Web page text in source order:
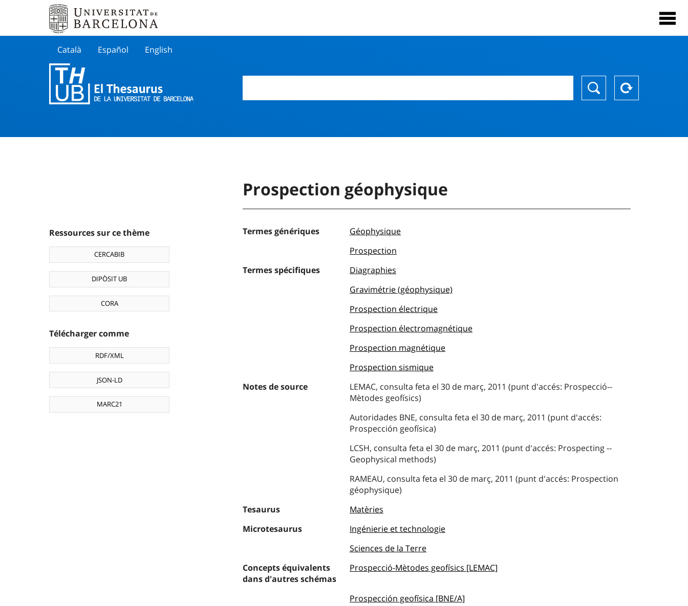
Català Español English
Ressources sur ce thème
CERCABIB
DIPÒSIT UB
CORA
Télécharger comme
RDF/XML
JSON-LD
MARC21
Prospection géophysique
Termes génériques
Géophysique
Prospection
Termes spécifiques
Diagraphies
Gravimétrie (géophysique)
Prospection électrique
Prospection électromagnétique
Prospection magnétique
Prospection sismique
Notes de source
LEMAC, consulta feta el 30 de març, 2011 (punt d'accés: Prospecció--
Mètodes geofísics)
Autoridades BNE, consulta feta el 30 de març, 2011 (punt d'accés:
Prospección geofísica)
LCSH, consulta feta el 30 de març, 2011 (punt d'accés: Prospecting --
Geophysical methods)
RAMEAU, consulta feta el 30 de març, 2011 (punt d'accés: Prospection
géophysique)
Tesaurus
Matèries
Microtesaurus
Ingénierie et technologie
Sciences de la Terre
Concepts équivalents
dans d'autres schémas
Prospecció-Mètodes geofísics [LEMAC]
Prospección geofísica [BNE/A]